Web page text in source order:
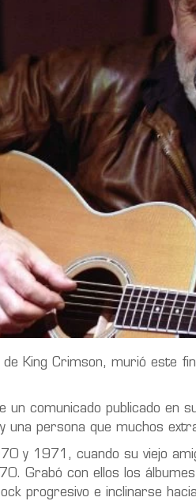
de King Crimson, murió este
comunicado publicado en
persona que muchos
y 1971, cuando su viejo
Grabó con ellos los álbumes
progresivo e inclinarse